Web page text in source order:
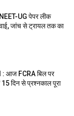
UG पेपर लीक
जांच से ट्रायल तक का
आज FCRA बिल पर
दिन से प्रश्नकाल पूरा